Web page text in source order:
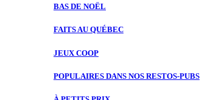
BAS DE NOËL
FAITS AU QUÉBEC
JEUX COOP
POPULAIRES DANS NOS RESTOS-PUBS